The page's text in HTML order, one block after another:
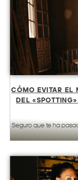
CÓMO EVITAR EL
DEL
Seguro que te ha